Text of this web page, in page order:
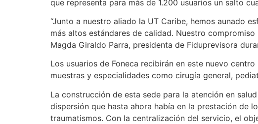
que representa para más de 1.200 usuarios un salto
“Junto a nuestro aliado la UT Caribe, hemos aunado
más altos estándares de calidad. Nuestro
Magda Giraldo Parra, presidenta de Fiduprevisora
Los usuarios de Foneca recibirán en este nuevo
muestras y especialidades como cirugía general,
La construcción de esta sede para la atención en
dispersión que hasta ahora había en la prestación de
traumatismos. Con la centralización del servicio, el